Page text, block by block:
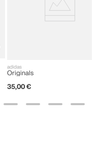
adidas
Originals
35,00 €